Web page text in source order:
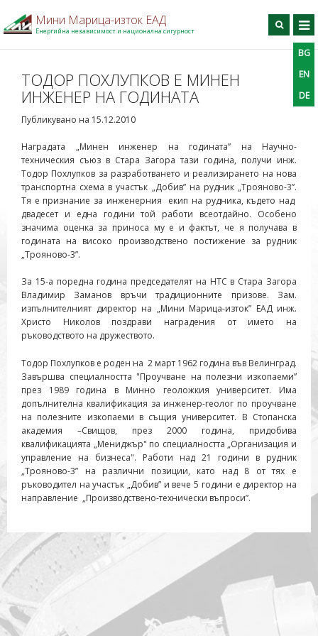
Мини Марица-изток ЕАД
Енергийна независимост и национална сигурност
Търси
BG
EN
DE
ТОДОР ПОХЛУПКОВ Е МИНЕН
ИНЖЕНЕР НА ГОДИНАТА
Публикувано на 15.12.2010
Наградата „Минен инженер на годината” на Научно-
техническия съюз в Стара Загора тази година, получи инж.
Тодор Похлупков за разработването и реализирането на нова
транспортна схема в участък „Добив” на рудник „Трояново-3”.
Тя е признание за инженерния екип на рудника, където над
двадесет и една години той работи всеотдайно. Особено
значима оценка за приноса му е и фактът, че я получава в
годината на високо производствено постижение за рудник
„Трояново-3”.
За 15-а поредна година председателят на НТС в Стара Загора
Владимир Заманов връчи традиционните призове. Зам.
изпълнителният директор на „Мини Марица-изток” ЕАД инж.
Христо Николов поздрави наградения от името на
ръководството на дружеството.
Тодор Похлупков е роден на 2 март 1962 година във Велинград.
Завършва специалността "Проучване на полезни изкопаеми”
през 1989 година в Минно геоложкия университет. Има
допълнителна квалификация за инженер-геолог по проучване
на полезните изкопаеми в същия университет. В Стопанска
академия –Свищов, през 2000 година, придобива
квалификацията „Мениджър" по специалността „Организация и
управление на бизнеса". Работи над 21 години в рудник
„Трояново-3” на различни позиции, като над 8 от тях е
ръководител на участък „Добив” и вече 5 години е директор на
направление „Производствено-технически въпроси”.
DE
Начало
За дружеството
Производство
Профил на купувача
Професионално обучение
Информационен център
Проекти